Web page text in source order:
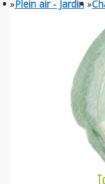
»Plein air - Jardin »